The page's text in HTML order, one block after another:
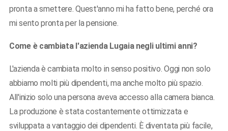
pronta a smettere. Quest'anno mi ha fatto bene, perché ora
mi sento pronta per la pensione.
Come è cambiata l'azienda Lugaia negli ultimi anni?
L'azienda è cambiata molto in senso positivo. Oggi non solo
abbiamo molti più dipendenti, ma anche molto più spazio.
All'inizio solo una persona aveva accesso alla camera bianca.
La produzione è stata costantemente ottimizzata e
sviluppata a vantaggio dei dipendenti. È diventata più facile,